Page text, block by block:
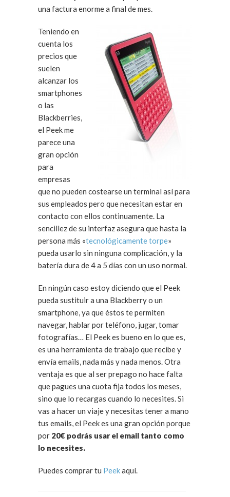
una factura enorme a final de mes.
Teniendo en
cuenta los
precios que
suelen
alcanzar los
smartphones
o las
Blackberries,
el Peek me
parece una
gran opción
para
empresas
que no pueden costearse un terminal así para
sus empleados pero que necesitan estar en
contacto con ellos continuamente. La
sencillez de su interfaz asegura que hasta la
persona más «tecnológicamente torpe»
pueda usarlo sin ninguna complicación, y la
batería dura de 4 a 5 días con un uso normal.
En ningún caso estoy diciendo que el Peek
pueda sustituir a una Blackberry o un
smartphone, ya que éstos te permiten
navegar, hablar por teléfono, jugar, tomar
fotografías… El Peek es bueno en lo que es,
es una herramienta de trabajo que recibe y
envía emails, nada más y nada menos. Otra
ventaja es que al ser prepago no hace falta
que pagues una cuota fija todos los meses,
sino que lo recargas cuando lo necesites. Si
vas a hacer un viaje y necesitas tener a mano
tus emails, el Peek es una gran opción porque
por 20€ podrás usar el email tanto como
lo necesites.
Puedes comprar tu Peekaquí.